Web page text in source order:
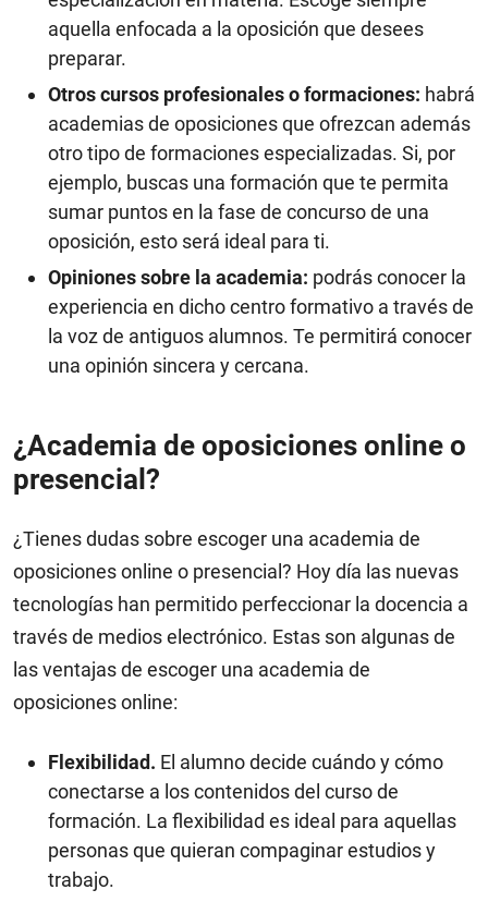
aquella enfocada a la oposición que desees
preparar.
Otros cursos profesionales o formaciones: habrá
academias de oposiciones que ofrezcan además
otro tipo de formaciones especializadas. Si, por
ejemplo, buscas una formación que te permita
sumar puntos en la fase de concurso de una
oposición, esto será ideal para ti.
Opiniones sobre la academia: podrás conocer la
experiencia en dicho centro formativo a través de
la voz de antiguos alumnos. Te permitirá conocer
una opinión sincera y cercana.
¿Academia de oposiciones online o
presencial?
¿Tienes dudas sobre escoger una academia de
oposiciones online o presencial? Hoy día las nuevas
tecnologías han permitido perfeccionar la docencia a
través de medios electrónico. Estas son algunas de
las ventajas de escoger una academia de
oposiciones online:
Flexibilidad. El alumno decide cuándo y cómo
conectarse a los contenidos del curso de
formación. La flexibilidad es ideal para aquellas
personas que quieran compaginar estudios y
trabajo.